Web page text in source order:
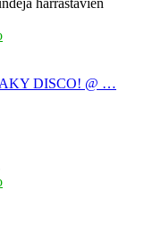
harrastavien
DISCO! @ …